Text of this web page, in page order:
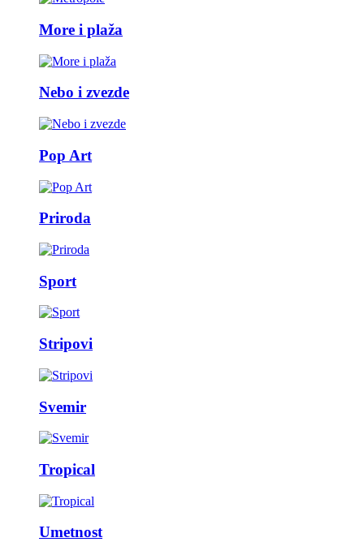
More i plaža
Nebo i zvezde
Pop Art
Priroda
Sport
Stripovi
Svemir
Tropical
Umetnost